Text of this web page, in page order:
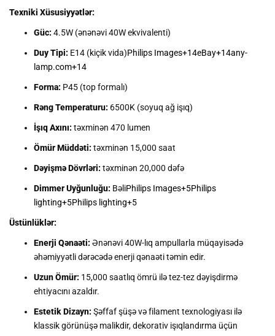
Texniki Xüsusiyyətlər:
Güc:4.5W (ənənəvi 40W ekvivalenti)
Duy Tipi: E14 (kiçik vida)Philips Images+14eBay+14any-
lamp.com+14
Forma: P45 (top formalı)
Rəng Temperaturu: 6500K (soyuq ağ işıq)
İşıq Axını:təxminən 470 lumen
Ömür Müddəti:təxminən 15,000 saat
Dəyişmə Dövrləri:təxminən 20,000 dəfə
Dimmer Uyğunluğu: BəliPhilips Images+5Philips
lighting+5Philips lighting+5
Üstünlüklər:
Enerji Qənaəti:Ənənəvi 40W-lıq ampullarla müqayisədə
əhəmiyyətli dərəcədə enerji qənaəti təmin edir.
Uzun Ömür: 15,000 saatlıq ömrü ilə tez-tez dəyişdirmə
ehtiyacını azaldır.
Estetik Dizayn:Şəffaf şüşə və filament texnologiyası ilə
klassik görünüşə malikdir, dekorativ işıqlandırma üçün